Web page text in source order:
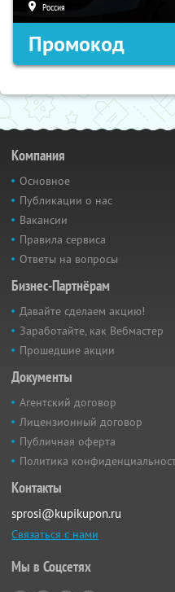
Россия
Промокод
Компания
Основное
Публикации о нас
Вакансии
Правила сервиса
Ответы на вопросы
Бизнес-Партнёрам
Давайте сделаем акцию!
Заработайте, как Вебмастер
Прошедшие акции
Документы
Агентский договор
Лицензионный договор
Публичная оферта
Политика
Контакты
sprosi@kupikupon.ru
Связаться с нами
Мы в Соцсетях